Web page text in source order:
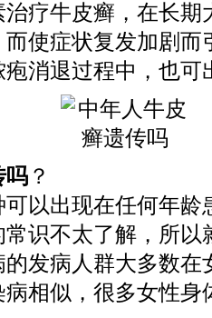
治疗牛皮癣，在长期
使症状复发加剧而
消退过程中，也可
吗 ？
出现在任何年龄
识不太了解，所以
的发病人群大多数在
相似，很多女性身